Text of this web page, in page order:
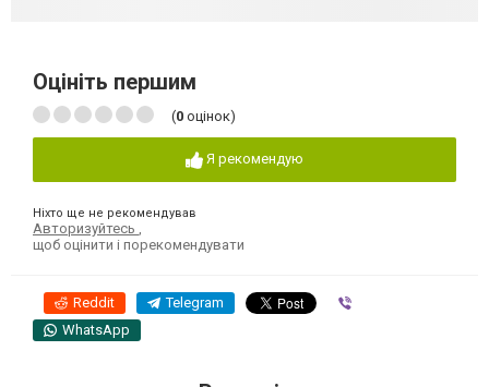
Оцініть першим
(0 оцінок)
Я рекомендую
Ніхто ще не рекомендував
Авторизуйтесь
щоб оцінити і порекомендувати
Reddit Telegram
WhatsApp